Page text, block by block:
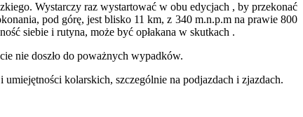
Wystarczy raz wystartować w obu edycjach , by przekonać
pod górę, jest blisko 11 km, z 340 m.n.p.m na prawie 800
siebie i rutyna, może być opłakana w skutkach .
nie doszło do poważnych wypadków.
kolarskich, szczególnie na podjazdach i zjazdach.